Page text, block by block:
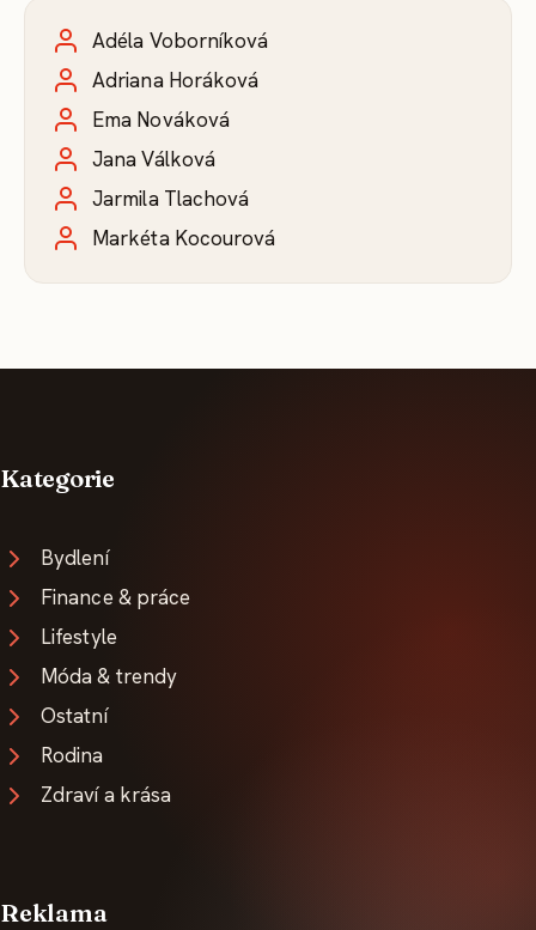
Adéla Voborníková
Adriana Horáková
Ema Nováková
Jana Válková
Jarmila Tlachová
Markéta Kocourová
Kategorie
Bydlení
Finance & práce
Lifestyle
Móda & trendy
Ostatní
Rodina
Zdraví a krása
Reklama